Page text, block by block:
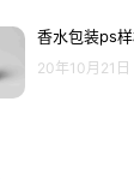
香水包装ps
20年10月21日